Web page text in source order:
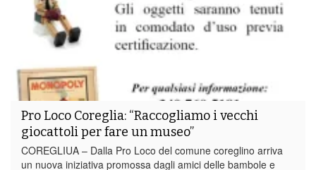
Pro Loco Coreglia: “Raccogliamo i vecchi
giocattoli per fare un museo”
COREGLIUA – Dalla Pro Loco del comune coreglino arriva
un nuova iniziativa promossa dagli amici delle bambole e